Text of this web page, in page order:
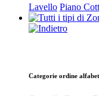
Lavello Piano
Categorie ordine